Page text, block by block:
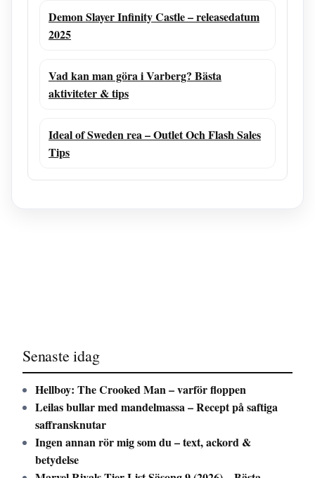
Demon Slayer Infinity Castle – releasedatum
2025
Vad kan man göra i Varberg? Bästa
aktiviteter & tips
Ideal of Sweden rea – Outlet Och Flash Sales
Tips
Senaste idag
Hellboy: The Crooked Man – varför floppen
Leilas bullar med mandelmassa – Recept på saftiga
saffransknutar
Ingen annan rör mig som du – text, ackord &
betydelse